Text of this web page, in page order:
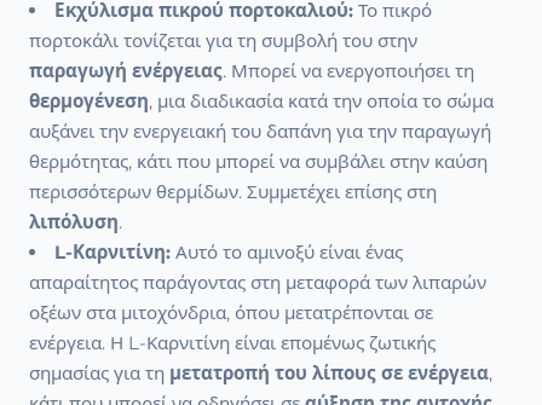
Εκχύλισμα πικρού πορτοκαλιού: Το πικρό
πορτοκάλι τονίζεται για τη συμβολή του στην
παραγωγή ενέργειας. Μπορεί να ενεργοποιήσει τη
θερμογένεση, μια διαδικασία κατά την οποία το σώμα
αυξάνει την ενεργειακή του δαπάνη για την παραγωγή
θερμότητας, κάτι που μπορεί να συμβάλει στην καύση
περισσότερων θερμίδων. Συμμετέχει επίσης στη
λιπόλυση.
L-Καρνιτίνη: Αυτό το αμινοξύ είναι ένας
απαραίτητος παράγοντας στη μεταφορά των λιπαρών
οξέων στα μιτοχόνδρια, όπου μετατρέπονται σε
ενέργεια. Η L-Καρνιτίνη είναι επομένως ζωτικής
σημασίας για τη μετατροπή του λίπους σε ενέργεια,